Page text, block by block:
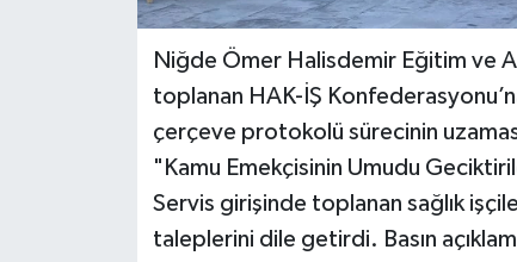
Niğde Ömer Halisdemir Eğitim ve
toplanan HAK-İŞ
çerçeve protokolü sürecinin
"Kamu Emekçisinin Umudu
Servis girişinde toplanan sağlık
taleplerini dile getirdi. Basın